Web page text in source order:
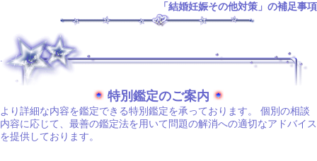
「結婚妊娠その他対策」の補足事項
特別鑑定のご案内
より詳細な内容を鑑定できる特別鑑定を承っております。 個別の相談
内容に応じて、最善の鑑定法を用いて問題の解消への適切なアドバイス
を提供しております。